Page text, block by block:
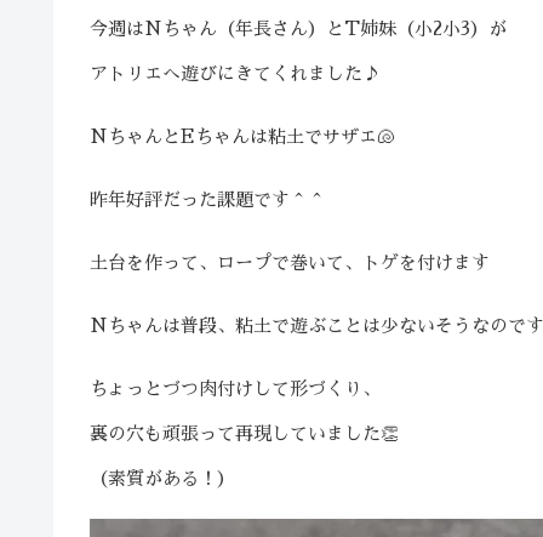
今週はNちゃん（年長さん）とT姉妹（小2小3）が
アトリエへ遊びにきてくれました♪
NちゃんとEちゃんは粘土でサザエ🐚
昨年好評だった課題です＾＾
土台を作って、ロープで巻いて、トゲを付けます
Nちゃんは普段、粘土で遊ぶことは少ないそうなので
ちょっとづつ肉付けして形づくり、
裏の穴も頑張って再現していました👏
（素質がある！）